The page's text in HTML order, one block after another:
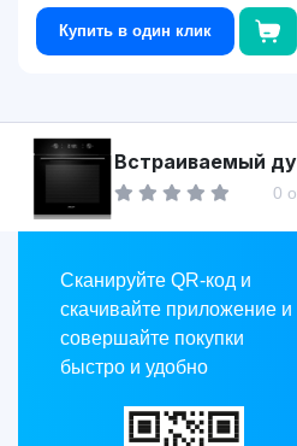
Купить в один клик
Встраиваемый
BO 7009 В
0
Asaxiy
Market
Сканируйте QR-код и
скачивайте приложение и
совершайте покупки
быстро и удобно